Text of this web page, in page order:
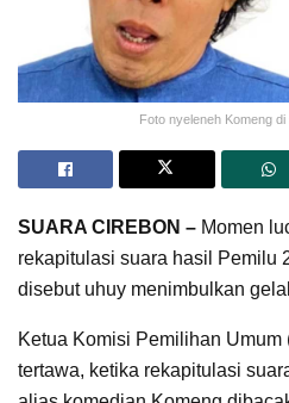
Foto nyeleneh Komeng
SUARA CIREBON – Momen
rekapitulasi suara hasil Pemilu
disebut uhuy menimbulkan
Ketua Komisi Pemilihan Umum
tertawa, ketika rekapitulasi